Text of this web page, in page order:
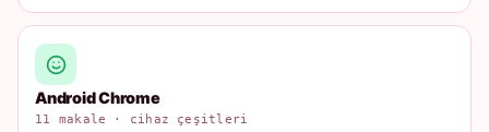
Android Chrome
11 makale · cihaz çeşitleri